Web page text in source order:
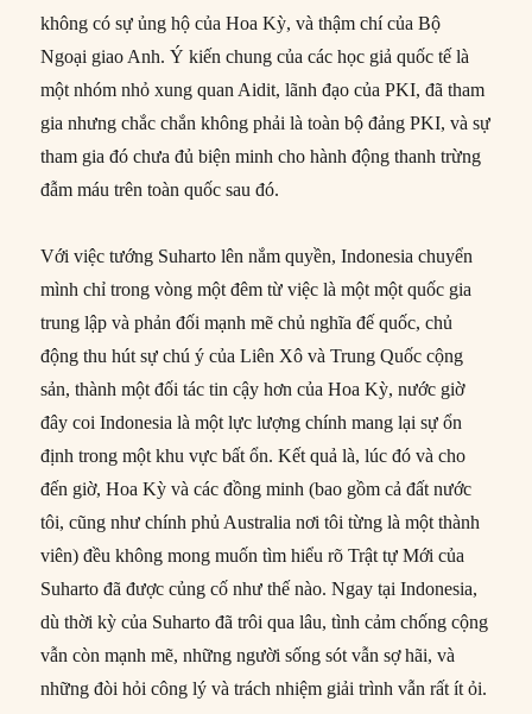
không có sự ủng hộ của Hoa Kỳ, và thậm chí của Bộ
Ngoại giao Anh. Ý kiến chung của các học giả quốc tế là
một nhóm nhỏ xung quan Aidit, lãnh đạo của PKI, đã tham
gia nhưng chắc chắn không phải là toàn bộ đảng PKI, và sự
tham gia đó chưa đủ biện minh cho hành động thanh trừng
đẫm máu trên toàn quốc sau đó.
Với việc tướng Suharto lên nắm quyền, Indonesia chuyển
mình chỉ trong vòng một đêm từ việc là một một quốc gia
trung lập và phản đối mạnh mẽ chủ nghĩa đế quốc, chủ
động thu hút sự chú ý của Liên Xô và Trung Quốc cộng
sản, thành một đối tác tin cậy hơn của Hoa Kỳ, nước giờ
đây coi Indonesia là một lực lượng chính mang lại sự ổn
định trong một khu vực bất ổn. Kết quả là, lúc đó và cho
đến giờ, Hoa Kỳ và các đồng minh (bao gồm cả đất nước
tôi, cũng như chính phủ Australia nơi tôi từng là một thành
viên) đều không mong muốn tìm hiểu rõ Trật tự Mới của
Suharto đã được củng cố như thế nào. Ngay tại Indonesia,
dù thời kỳ của Suharto đã trôi qua lâu, tình cảm chống cộng
vẫn còn mạnh mẽ, những người sống sót vẫn sợ hãi, và
những đòi hỏi công lý và trách nhiệm giải trình vẫn rất ít ỏi.